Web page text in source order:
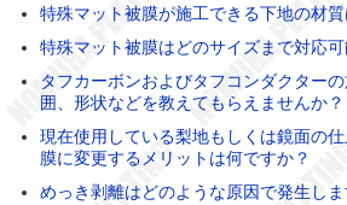
特殊マット被膜が施工できる下地の材
特殊マット被膜はどのサイズまで対応可
タフカーボンおよびタフコンダクター
囲、形状などを教えてもらえませんか？
現在使用している梨地もしくは鏡面の
膜に変更するメリットは何ですか？
めっき剥離はどのような原因で発生しま